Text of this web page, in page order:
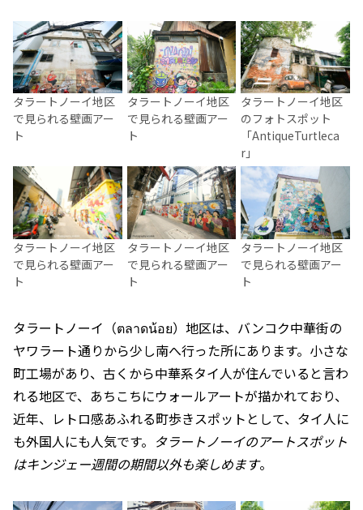
タラートノーイ地区
で見られる壁画アー
ト
タラートノーイ地区
で見られる壁画アー
ト
タラートノーイ地区
のフォトスポット
「AntiqueTurtleca
r」
タラートノーイ地区
で見られる壁画アー
ト
タラートノーイ地区
で見られる壁画アー
ト
タラートノーイ地区
で見られる壁画アー
ト
タラートノーイ（ตลาดน้อย）地区は、バンコク中華街の
ヤワラート通りから少し南へ行った所にあります。小さな
町工場があり、古くから中華系タイ人が住んでいると言わ
れる地区で、あちこちにウォールアートが描かれており、
近年、レトロ感あふれる町歩きスポットとして、タイ人に
も外国人にも人気です。 タラートノーイのアートスポット
はキンジェー週間の期間以外も楽しめます。